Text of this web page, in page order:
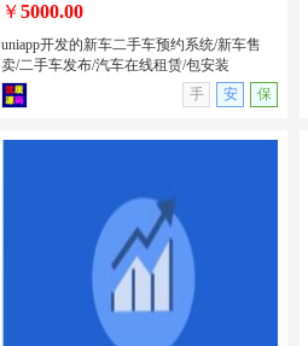
无演示
uniapp开发的新车二手车预约系统/新车
售卖/二手车发布/汽车在线租赁/包安装
￥5000.00
uniapp开发的新车二手车预约系统/新车售
卖/二手车发布/汽车在线租赁/包安装
手
安 保